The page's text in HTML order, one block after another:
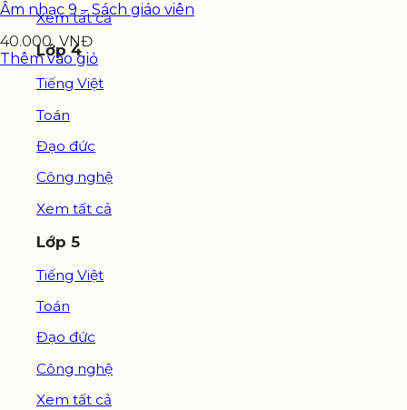
Xem tất cả
Lớp 4
Tiếng Việt
Toán
Đạo đức
Công nghệ
Xem tất cả
Lớp 5
Tiếng Việt
Toán
Đạo đức
Công nghệ
Xem tất cả
Âm nhạc 9 – Sách giáo viên
40.000 VNĐ
Thêm vào giỏ